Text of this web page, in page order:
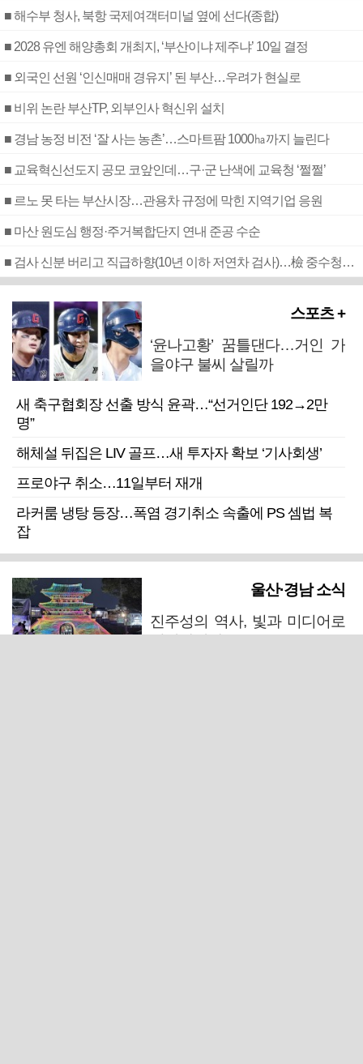
■ 해수부 청사, 북항 국제여객터미널 옆에 선다(종합)
■ 2028 유엔 해양총회 개최지, ‘부산이냐 제주냐’ 10일 결정
■ 외국인 선원 ‘인신매매 경유지’ 된 부산…우려가 현실로
■ 비위 논란 부산TP, 외부인사 혁신위 설치
■ 경남 농정 비전 ‘잘 사는 농촌’…스마트팜 1000㏊까지 늘린다
■ 교육혁신선도지 공모 코앞인데…구·군 난색에 교육청 ‘쩔쩔’
■ 르노 못 타는 부산시장…관용차 규정에 막힌 지역기업 응원
■ 마산 원도심 행정·주거복합단지 연내 준공 수순
■ 검사 신분 버리고 직급하향(10년 이하 저연차 검사)…檢 중수청행 기피
스포츠 +
‘윤나고황’ 꿈틀댄다…거인 가
을야구 불씨 살릴까
새 축구협회장 선출 방식 윤곽…“선거인단 192→2만
명”
해체설 뒤집은 LIV 골프…새 투자자 확보 ‘기사회생’
프로야구 취소…11일부터 재개
라커룸 냉탕 등장…폭염 경기취소 속출에 PS 셈법 복
잡
울산·경남 소식
진주성의 역사, 빛과 미디어로
되살아난다